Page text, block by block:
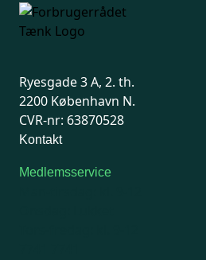
Ryesgade 3 A, 2. th.
2200 København N.
CVR-nr: 63870528
Kontakt
Medlemsservice